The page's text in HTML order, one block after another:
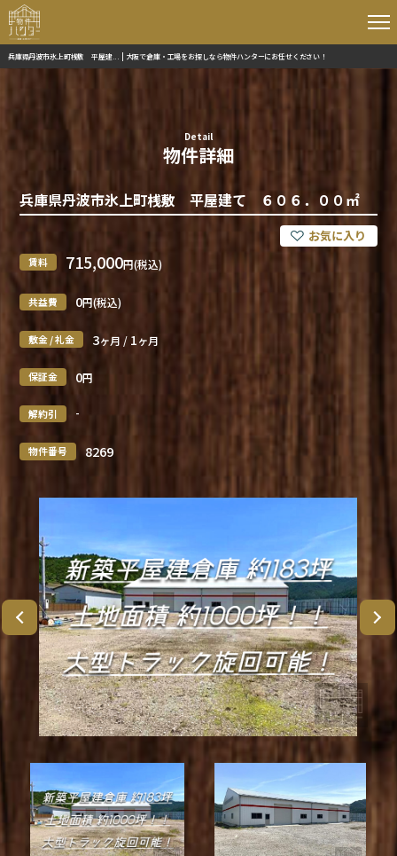
兵庫県丹波市氷上町桟敷 平屋建... | 大阪で倉庫・工場をお探しなら物件ハンターにお任せください！
Detail
物件詳細
兵庫県丹波市氷上町桟敷 平屋建て ６０６．００㎡
賃料 715,000円(税込)
共益費 0円(税込)
敷金 / 礼金 3ヶ月 / 1ヶ月
保証金 0円
解約引 -
物件番号 8269